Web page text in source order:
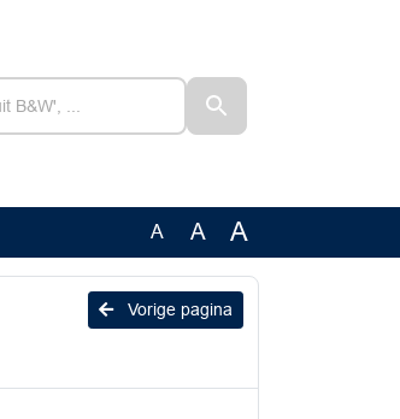
A A A
Vorige pagina